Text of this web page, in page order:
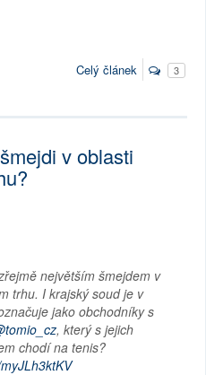
Celý článek 3
v oblasti
největším šmejdem v
trhu. I krajský soud je v
jako obchodníky s
, který s jejich
chodí na tenis?